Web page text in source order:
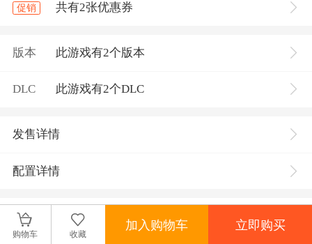
促销 共有2张优惠券
版本 此游戏有2个版本
DLC 此游戏有2个DLC
发售详情
配置详情
游戏介绍
关于这款游戏
购物车 收藏
加入购物车 立即购买